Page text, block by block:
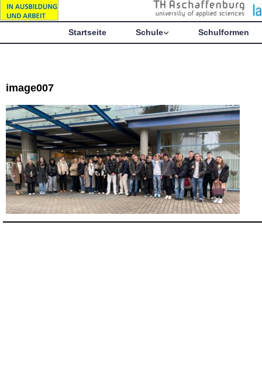
Startseite Schule Schulformen
image007